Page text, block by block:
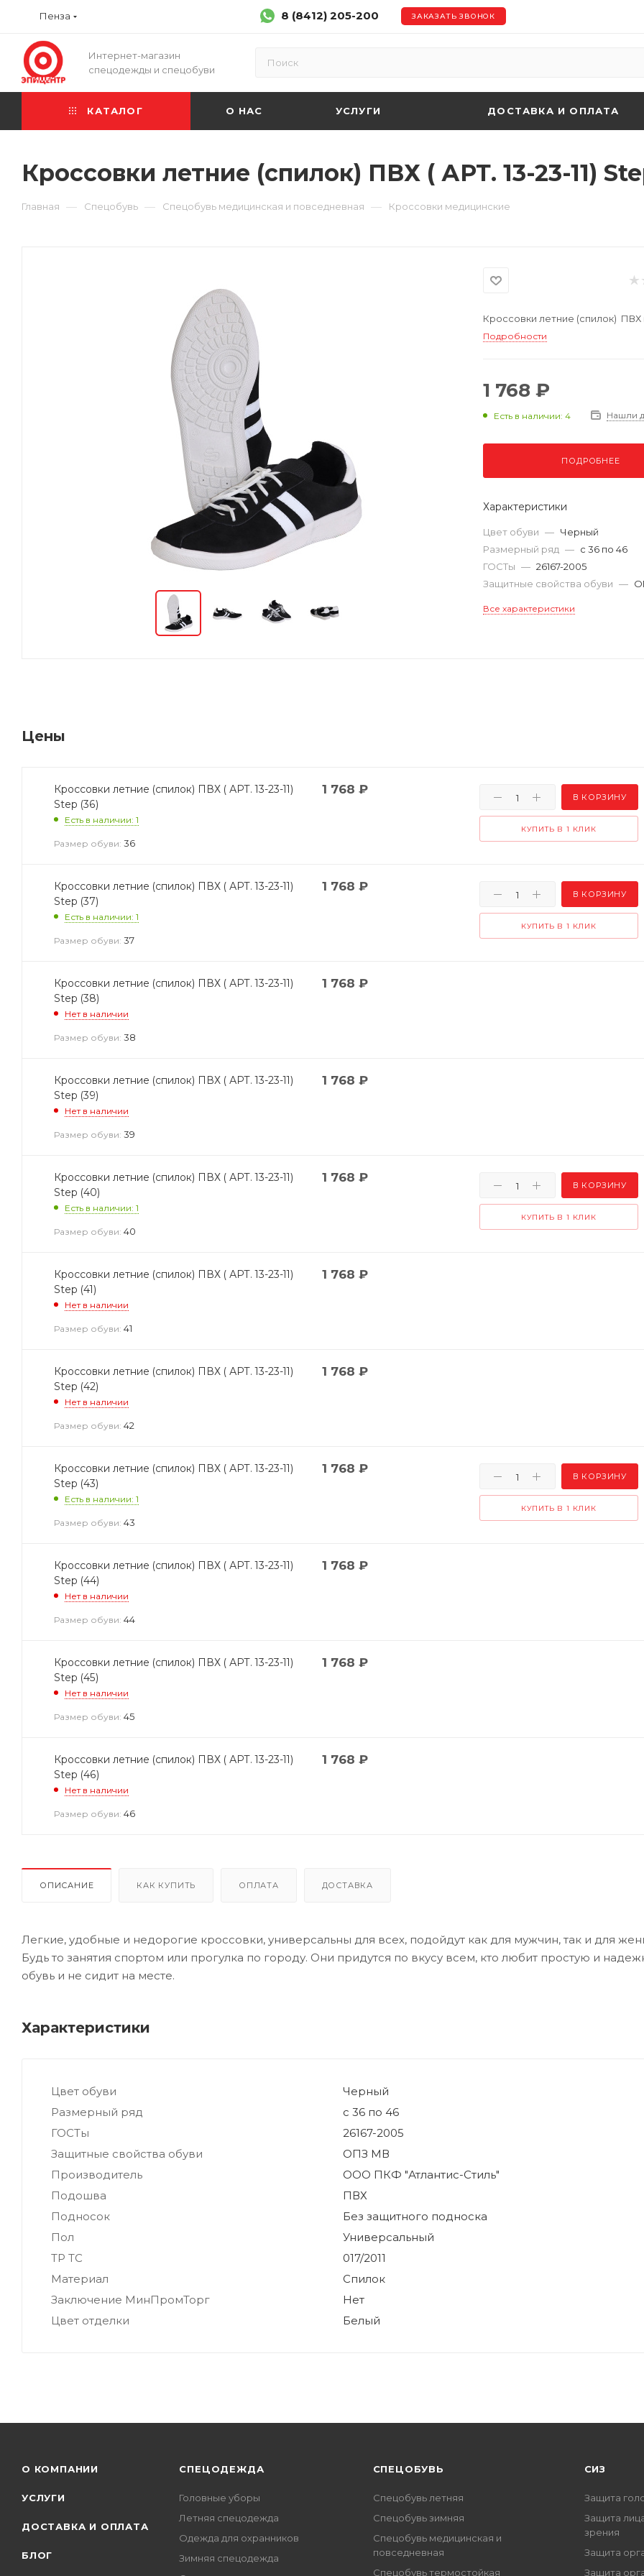
Пенза 8 (8412) 205-200 ЗАКАЗАТЬ ЗВОНОК
Интернет-магазин
спецодежды и спецобуви
КАТАЛОГ О НАС УСЛУГИ ДОСТАВКА И ОПЛАТА
Кроссовки летние (спилок) ПВХ ( АРТ. 13-23-11)
Главная — Спецобувь — Спецобувь медицинская и повседневная — Кроссовки медицинские
Кроссовки летние (спилок) ПВХ (
Подробности
1 768 ₽
Есть в наличии: 4 Нашли
ПОДРОБНЕЕ
Характеристики
Цвет обуви — Черный
Размерный ряд — с 36 по 46
ГОСТы — 26167-2005
Защитные свойства обуви —
Все характеристики
Цены
Кроссовки летние (спилок) ПВХ ( АРТ. 13-23-11)
Step (36)
Есть в наличии: 1
Размер обуви: 36
1 768 ₽
В КОРЗИНУ
КУПИТЬ В 1 КЛИК
Кроссовки летние (спилок) ПВХ ( АРТ. 13-23-11)
Step (37)
Есть в наличии: 1
Размер обуви: 37
1 768 ₽
В КОРЗИНУ
КУПИТЬ В 1 КЛИК
Кроссовки летние (спилок) ПВХ ( АРТ. 13-23-11)
Step (38)
Нет в наличии
Размер обуви: 38
1 768 ₽
Кроссовки летние (спилок) ПВХ ( АРТ. 13-23-11)
Step (39)
Нет в наличии
Размер обуви: 39
1 768 ₽
Кроссовки летние (спилок) ПВХ ( АРТ. 13-23-11)
Step (40)
Есть в наличии: 1
Размер обуви: 40
1 768 ₽
В КОРЗИНУ
КУПИТЬ В 1 КЛИК
Кроссовки летние (спилок) ПВХ ( АРТ. 13-23-11)
Step (41)
Нет в наличии
Размер обуви: 41
1 768 ₽
Кроссовки летние (спилок) ПВХ ( АРТ. 13-23-11)
Step (42)
Нет в наличии
Размер обуви: 42
1 768 ₽
Кроссовки летние (спилок) ПВХ ( АРТ. 13-23-11)
Step (43)
Есть в наличии: 1
Размер обуви: 43
1 768 ₽
В КОРЗИНУ
КУПИТЬ В 1 КЛИК
Кроссовки летние (спилок) ПВХ ( АРТ. 13-23-11)
Step (44)
Нет в наличии
Размер обуви: 44
1 768 ₽
Кроссовки летние (спилок) ПВХ ( АРТ. 13-23-11)
Step (45)
Нет в наличии
Размер обуви: 45
1 768 ₽
Кроссовки летние (спилок) ПВХ ( АРТ. 13-23-11)
Step (46)
Нет в наличии
Размер обуви: 46
1 768 ₽
ОПИСАНИЕ КАК КУПИТЬ ОПЛАТА ДОСТАВКА
Легкие, удобные и недорогие кроссовки, универсальны для всех, подойдут как для мужчин, так и для
Будь то занятия спортом или прогулка по городу. Они придутся по вкусу всем, кто любит простую и
обувь и не сидит на месте.
Характеристики
Цвет обуви
Черный
Размерный ряд
с 36 по 46
ГОСТы
26167-2005
Защитные свойства обуви
ОПЗ МВ
Производитель
ООО ПКФ "Атлантис-Стиль"
Подошва
ПВХ
Подносок
Без защитного подноска
Пол
Универсальный
ТР ТС
017/2011
Материал
Спилок
Заключение МинПромТорг
Нет
Цвет отделки
Белый
О КОМПАНИИ
УСЛУГИ
ДОСТАВКА И ОПЛАТА
БЛОГ
СПЕЦОДЕЖДА
Головные уборы
Летняя спецодежда
Одежда для охранников
Зимняя спецодежда
CПЕЦОБУВЬ
Спецобувь летняя
Спецобувь зимняя
Спецобувь медицинская и
повседневная
Спецобувь термостойкая
СИЗ
Защита
Защита
зрения
Защита
Защита